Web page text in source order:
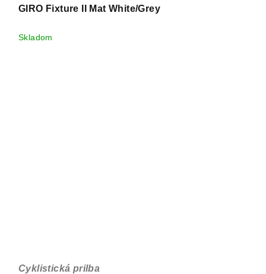
GIRO Fixture II Mat White/Grey
Skladom
Cyklistická prilba